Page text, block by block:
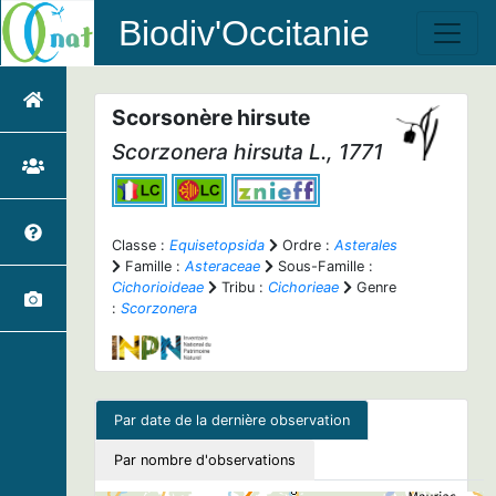
Biodiv'Occitanie
Scorsonère hirsute
Scorzonera hirsuta L., 1771
Classe : Equisetopsida Ordre : Asterales
Famille : Asteraceae
Sous-Famille :
Cichorioideae
Tribu : Cichorieae
Genre
: Scorzonera
Par date de la dernière observation
Par nombre d'observations